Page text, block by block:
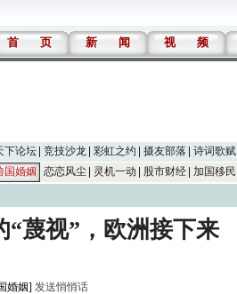
首 页 新 闻 视 频
下论坛 竞技沙龙 彩虹之约 摄友部落 诗词歌赋
国婚姻 恋恋风尘 灵机一动 股市财经 加国移民
“蔑视”，欧洲接下来
婚姻] 发送悄悄话